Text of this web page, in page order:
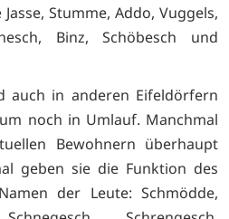
Stumme, Addo, Vuggels,
Binz, Schöbesch und
auch in anderen Eifeldörfern
noch in Umlauf. Manchmal
Bewohnern überhaupt
geben sie die Funktion des
der Leute: Schmödde,